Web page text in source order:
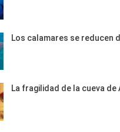
Los calamares se reducen
La fragilidad de la cueva de